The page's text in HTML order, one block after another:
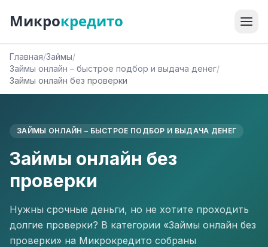
Микрокредито
Главная/Займы/
Займы онлайн – быстрое подбор и выдача денег/
Займы онлайн без проверки
ЗАЙМЫ ОНЛАЙН – БЫСТРОЕ ПОДБОР И ВЫДАЧА ДЕНЕГ
Займы онлайн без
проверки
Нужны срочные деньги, но не хотите проходить
долгие проверки? В категории «Займы онлайн без
проверки» на Микрокредито собраны